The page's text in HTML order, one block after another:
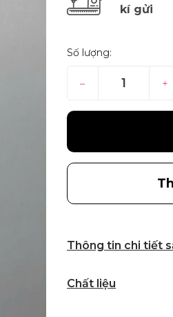
kí gửi
Số lượng:
– +
Thông tin chi tiết
Chất liệu